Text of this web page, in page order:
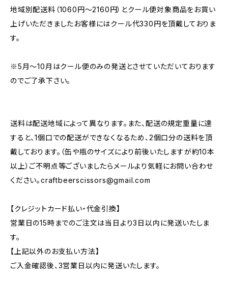
地域別配送料（1060円～2160円）とクール便対象商品をお買い
上げいただきましたお客様にはクール代330円を頂戴しておりま
す。
※5月～10月はクール便のみの発送とさせていただいております
のでご了承下さい。
送料は配送地域によって異なります。また、配送の規定重量に達
すると、1個口での配送ができなくなるため、2個口分の送料を頂
戴しております。（缶や瓶のサイズにより前後いたしますが約10本
以上）ご不明点等ございましたらメールより気軽にお問い合わせ
ください。craftbeerscissors@gmail.com
【クレジットカード払い・代金引換】
営業日の15時までのご注文は当日より3日以内に発送いたしま
す。
【上記以外のお支払い方法】
ご入金確認後、3営業日以内に発送いたします。